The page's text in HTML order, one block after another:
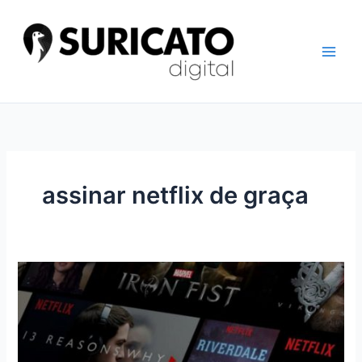
conteúdo
assinar netflix de graça